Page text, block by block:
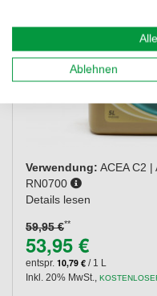
Verwendung: ACEA C2 |
RN0700
Details lesen
59,95 €**
53,95 €
entspr. 10,79 € / 1 L
Inkl. 20% MwSt.,
Ablehnen